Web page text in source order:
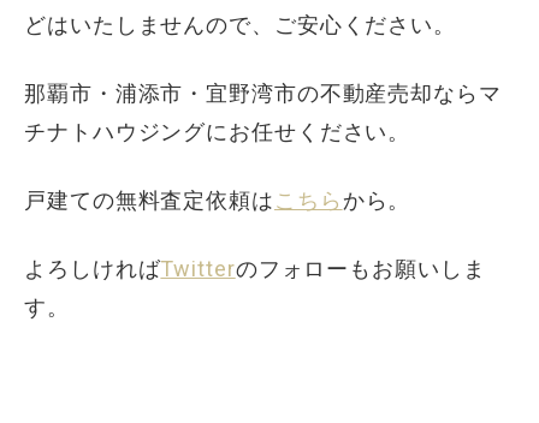
どはいたしませんので、ご安心ください。
那覇市・浦添市・宜野湾市の不動産売却ならマ
チナトハウジングにお任せください。
戸建ての無料査定依頼はこちら から。
よろしければTwitterのフォローもお願いしま
す。